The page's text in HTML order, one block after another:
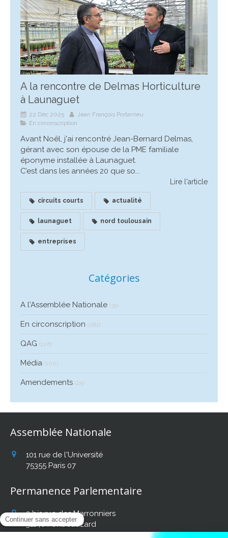
A la rencontre de Delmas Horticulture
à Launaguet
22 Déc 2025
Jean François Portarrieu
En circonscription
Avant Noêl, j'ai rencontré Jean-Bernard Delmas,
gérant avec son épouse de la PME familiale
éponyme installée à Launaguet.
C’est dans les années 20 que so...
Lire l'article
circuits courts actualité
launaguet nord toulousain
entreprises
Catégories
A l'Assemblée Nationale (35)
En circonscription (281)
QAG (126)
Média (100)
Amendements (25)
Assemblée Nationale
101 rue de l'Université
75355 Paris 07
Permanence Parlementaire
2 bis rue des Marronniers
31140 Fonbeauzard